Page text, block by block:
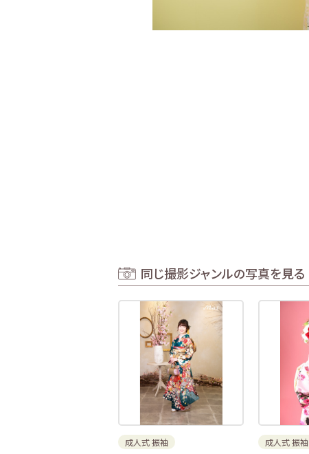
同じ撮影ジャンルの写真を見る
成人式 振袖 成人式 振袖